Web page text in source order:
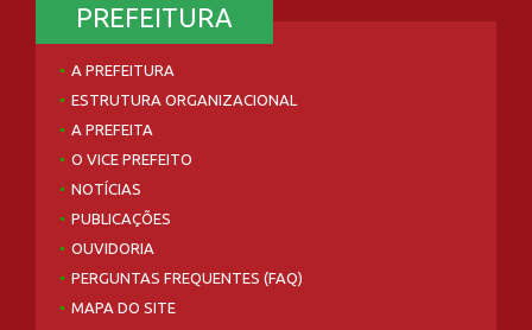
PREFEITURA
A PREFEITURA
ESTRUTURA ORGANIZACIONAL
A PREFEITA
O VICE PREFEITO
NOTÍCIAS
PUBLICAÇÕES
OUVIDORIA
PERGUNTAS FREQUENTES (FAQ)
MAPA DO SITE